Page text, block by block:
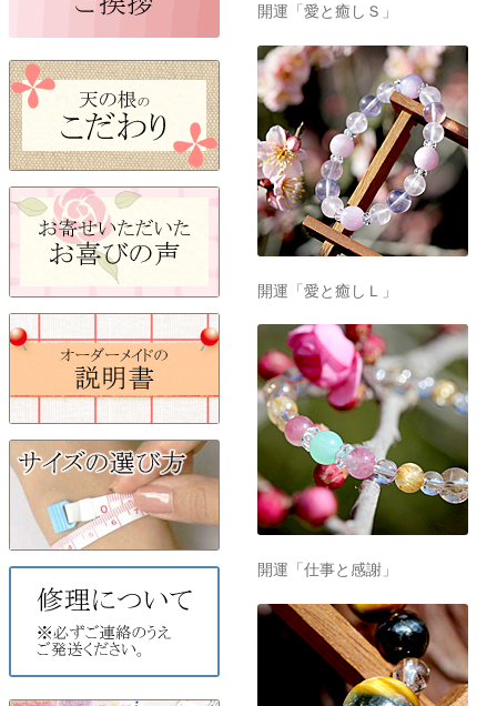
開運「愛と癒しＳ」
開運「愛と癒しＬ」
開運「仕事と感謝」